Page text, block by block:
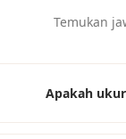
Temukan
Apakah